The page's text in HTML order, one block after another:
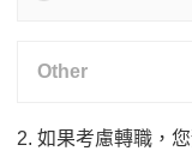
2. 如果考慮轉職，